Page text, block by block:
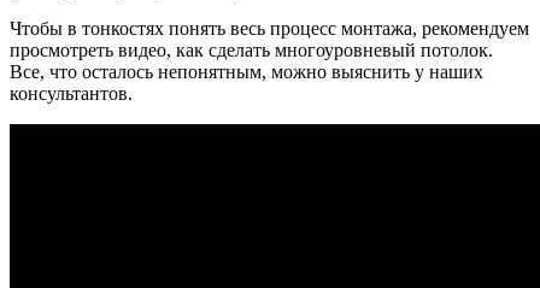
Чтобы в тонкостях понять весь процесс монтажа, рекомендуем
просмотреть видео, как сделать многоуровневый потолок.
Все, что осталось непонятным, можно выяснить у наших
консультантов.